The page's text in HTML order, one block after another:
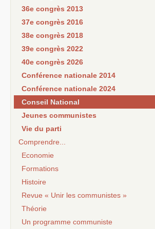
36e congrès 2013
37e congrès 2016
38e congrès 2018
39e congrès 2022
40e congrès 2026
Conférence nationale 2014
Conférence nationale 2024
Conseil National
Jeunes communistes
Vie du parti
Comprendre...
Economie
Formations
Histoire
Revue « Unir les communistes »
Théorie
Un programme communiste